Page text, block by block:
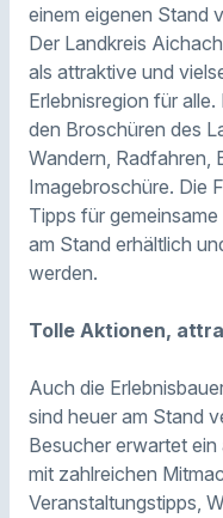
einem eigenen Stand
Der Landkreis
als attraktive und
Erlebnisregion für
den Broschüren des
Wandern, Radfahren,
Imagebroschüre. Die
Tipps für
am Stand erhältlich
werden.
Tolle Aktionen,
Auch die
sind heuer am Stand
Besucher erwartet
mit zahlreichen
Veranstaltungstipps,